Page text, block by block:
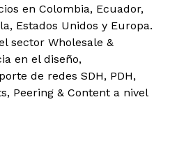
en Colombia, Ecuador,
Estados Unidos y Europa.
sector Wholesale &
en el diseño,
de redes SDH, PDH,
Peering & Content a nivel